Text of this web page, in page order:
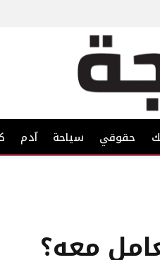
حقوقي سياحة آدم
معه؟